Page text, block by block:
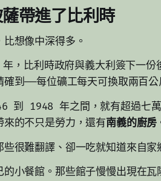
帶進了比利時
想像中深得多。
，比利時政府與義大利簽下一份
到——每位礦工每天可換取兩百公
到 1948 年之間，就有超過七
的不只是勞力，還有南義的廚房
很難翻譯、卻一吃就知道來自家
小餐館。那些館子慢慢出現在瓦